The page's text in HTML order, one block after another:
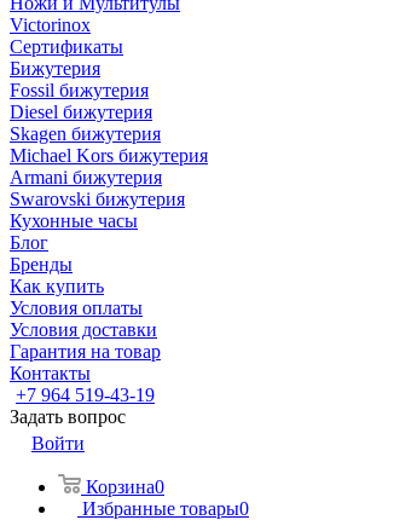
Victorinox
Сертификаты
Бижутерия
Fossil бижутерия
Diesel бижутерия
Skagen бижутерия
Michael Kors бижутерия
Armani бижутерия
Swarovski бижутерия
Кухонные часы
Блог
Бренды
Как купить
Условия оплаты
Условия доставки
Гарантия на товар
Контакты
+7 964 519-43-19
Задать вопрос
Войти
Корзина0
Избранные товары0